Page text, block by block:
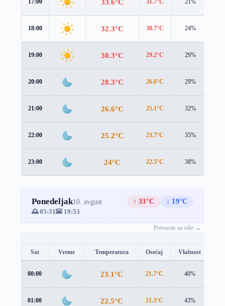
17:00 33.6°C 31.7°C 21%
18:00 32.3°C 30.7°C 24%
19:00 30.3°C 29.2°C 29%
20:00 28.3°C 26.6°C 29%
21:00 26.6°C 25.1°C 32%
22:00 25.2°C 23.7°C 35%
23:00 24°C 22.5°C 38%
Ponedeljak10. avgust ↑ 33°C
↓ 19°C
🌅 05:31🌇 19:53
Prevucite za više →
Sat Vreme Temperatura Osećaj Vlažnost
00:00 23.1°C 21.7°C 40%
01:00 22.5°C 21.3°C 43%